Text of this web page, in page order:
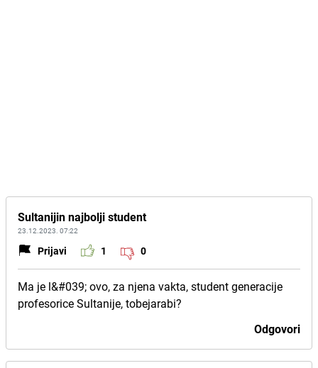
Sultanijin najbolji student
23.12.2023. 07:22
Prijavi 1 0
Ma je l&#039; ovo, za njena vakta, student generacije
profesorice Sultanije, tobejarabi?
Odgovori